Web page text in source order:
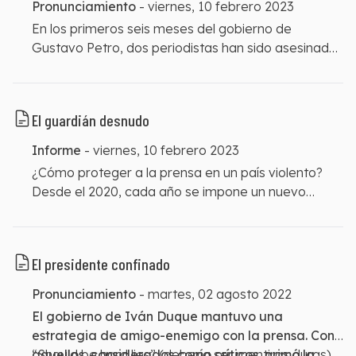
Pronunciamiento - viernes, 10 febrero 2023
En los primeros seis meses del gobierno de
Gustavo Petro, dos periodistas han sido asesinados
reconoció que el sistema de protección actual no
genera las suficientes garantías sino que más bien
produce temores. También dio detalles de cómo el
Gobierno pretende avanzar para proteger a la
prensa.
El guardián desnudo
Informe - viernes, 10 febrero 2023
¿Cómo proteger a la prensa en un país violento?
Desde el 2020, cada año se impone un nuevo
para un total de cinco en los últimos tres años. Con
estas violencias ocurren múltiples heridas que
fracturan la confianza de la gente, que instalan el
miedo en los poros de la comunidad y que van
trazando un país con puntos ciegos y verdades
El presidente confinado
Pronunciamiento - martes, 02 agosto 2022
El gobierno de Iván Duque mantuvo una
estrategia de amigo-enemigo con la prensa. Con